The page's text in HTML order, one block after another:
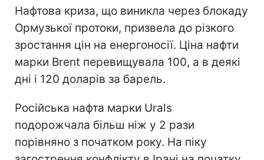
Нафтова криза, що виникла через блокаду
Ормузької протоки, призвела до різкого
зростання цін на енергоносії. Ціна нафти
марки Brent перевищувала 100, а в деякі
дні і 120 доларів за барель.
Російська нафта марки Urals
подорожчала більш ніж у 2 рази
порівняно з початком року. На піку